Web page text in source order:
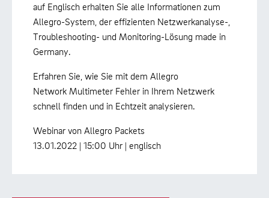
auf Englisch erhalten Sie alle Informationen zum
Allegro-System, der effizienten Netzwerkanalyse-,
Troubleshooting- und Monitoring-Lösung made in
Germany.
Erfahren Sie, wie Sie mit dem Allegro
Network Multimeter Fehler in Ihrem Netzwerk
schnell finden und in Echtzeit analysieren.
Webinar von Allegro Packets
13.01.2022 | 15:00 Uhr | englisch